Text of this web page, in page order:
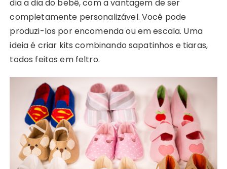
dia a dia do bebê, com a vantagem de ser
completamente personalizável. Você pode
produzi-los por encomenda ou em escala. Uma
ideia é criar kits combinando sapatinhos e tiaras,
todos feitos em feltro.